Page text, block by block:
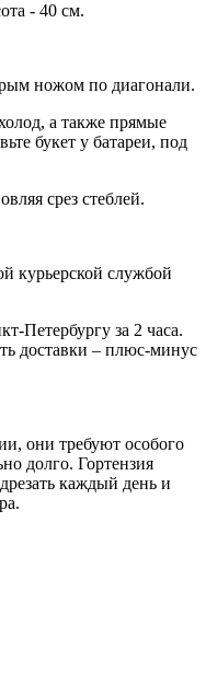
- 40 см.
ножом по диагонали.
а также прямые
букет у батареи, под
срез стеблей.
курьерской службой
Петербургу за 2 часа.
доставки – плюс-минус
они требуют особого
долго. Гортензия
каждый день и